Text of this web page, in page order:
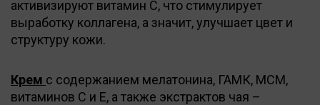
активизируют витамин С, что стимулирует
выработку коллагена, а значит, улучшает цвет и
структуру кожи.
Крем с содержанием мелатонина, ГАМК, МСМ,
витаминов С и Е, а также экстрактов чая –